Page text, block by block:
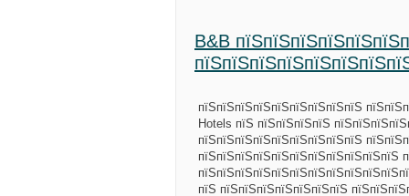
B&B
пїЅпїЅпїЅпїЅпїЅпїЅпїЅпїЅпїЅ
Hotels пїЅ пїЅпїЅпїЅпїЅ
пїЅпїЅпїЅпїЅпїЅпїЅпїЅпїЅпїЅ
пїЅпїЅпїЅпїЅпїЅпїЅпїЅпїЅпїЅпїЅпїЅ
пїЅ пїЅпїЅпїЅпїЅпїЅпїЅпїЅ